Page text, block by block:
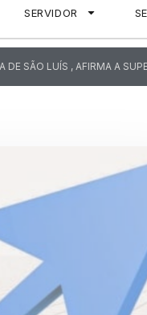
SERVIDOR
SÃO LUÍS , AFIRMA A